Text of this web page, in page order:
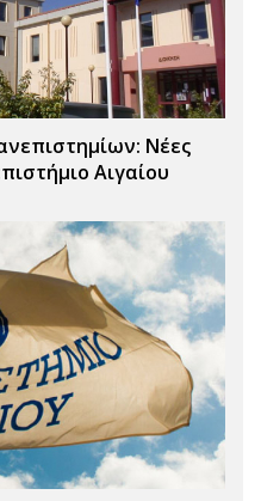
Νέες
Αιγαίου